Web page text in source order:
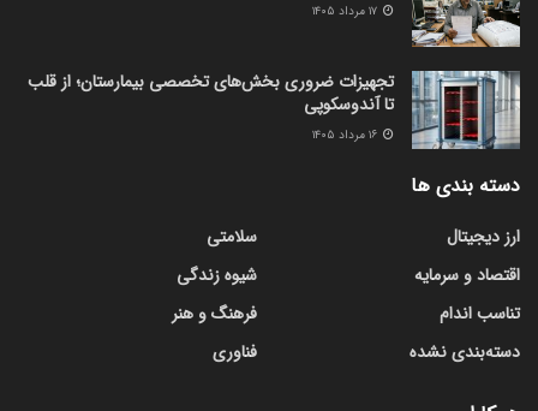
تجهیزات ضروری بخش‌های تخصصی بیمارستان؛ از قلب
تا آندوسکوپی
دسته بندی ها
ارز دیجیتال
اقتصاد و سرمایه
تناسب اندام
دسته‌بندی نشده
سلامتی
شیوه زندگی
فرهنگ و هنر
فناوری